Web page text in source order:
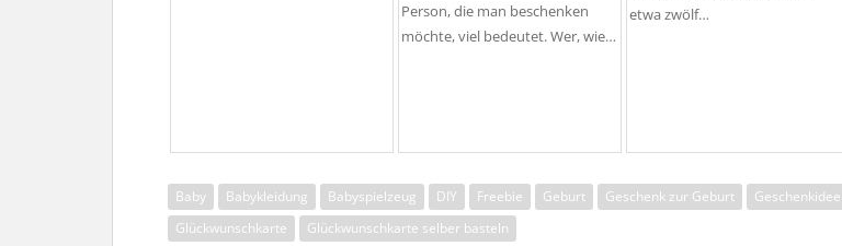
Person, die man beschenken
möchte, viel bedeutet. Wer, wie…
etwa zwölf…
Baby Babykleidung Babyspielzeug DIY Freebie Geburt Geschenk zur Geburt
Geschenkidee
Glückwunschkarte
Glückwunschkarte selber basteln